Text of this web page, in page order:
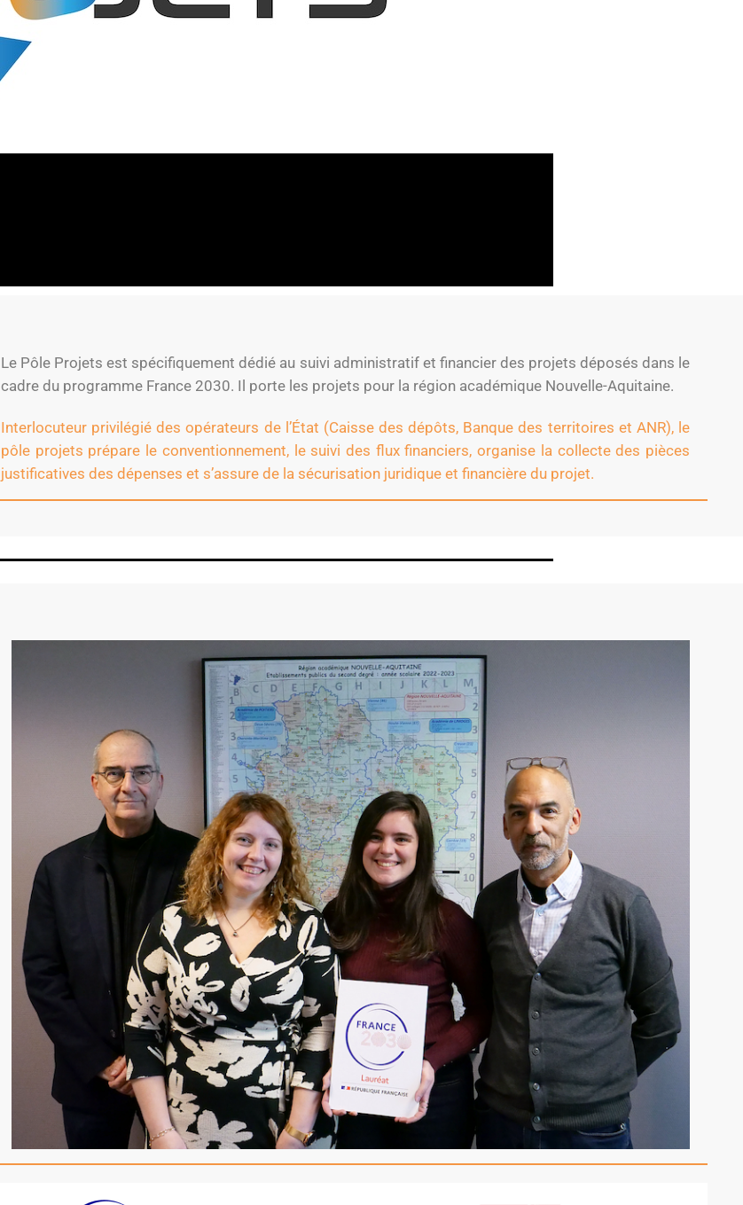
Le Pôle Projets est spécifiquement dédié au suivi administratif et financier des projets déposés dans le
cadre du programme France 2030. Il porte les projets pour la région académique Nouvelle-Aquitaine.
Interlocuteur privilégié des opérateurs de l’État (Caisse des dépôts, Banque des territoires et ANR), le
pôle projets prépare le conventionnement, le suivi des flux financiers, organise la collecte des pièces
justificatives des dépenses et s’assure de la sécurisation juridique et financière du projet.